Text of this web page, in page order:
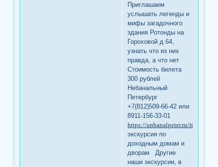
Приглашаем
услышать легенды и
мифы загадочного
здания Ротонды на
Гороховой д 64,
узнать что из них
правда, а что нет
Стоимость билета
300 рублей
Небанальный
Петербург
+7(812)509-66-42 или
8911-156-33-01
https://unbanalpeter.ru/item/ex85
экскурсия по
доходным домам и
дворам Другие
наши экскурсии, в